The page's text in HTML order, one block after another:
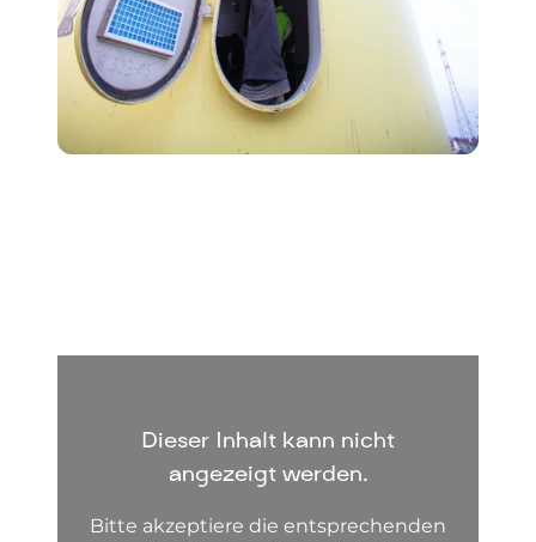
Dieser Inhalt kann nicht
angezeigt werden.
Bitte akzeptiere die entsprechenden